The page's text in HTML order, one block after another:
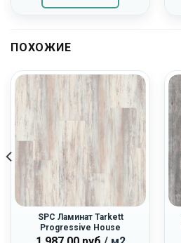
руб..
ПОХОЖИЕ
SPC Ламинат Tarkett
Progressive House
277007027 «Max»